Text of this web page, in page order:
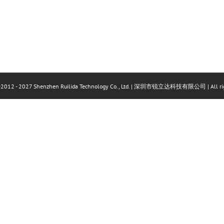
- 2027 Shenzhen Ruilida Technology Co., Ltd. | 深圳市锐立达科技有限公司 | All